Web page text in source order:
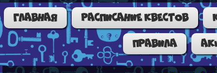
Главная Расписание квестов
Правила